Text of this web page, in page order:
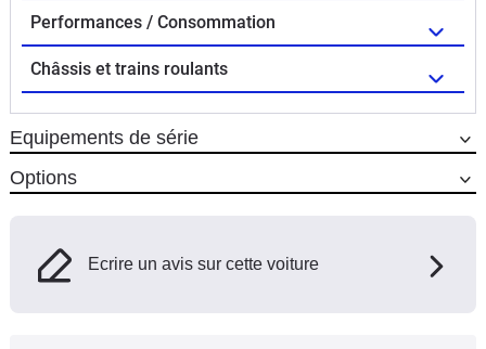
Performances / Consommation
Châssis et trains roulants
Equipements de série
Options
Ecrire un avis sur cette voiture